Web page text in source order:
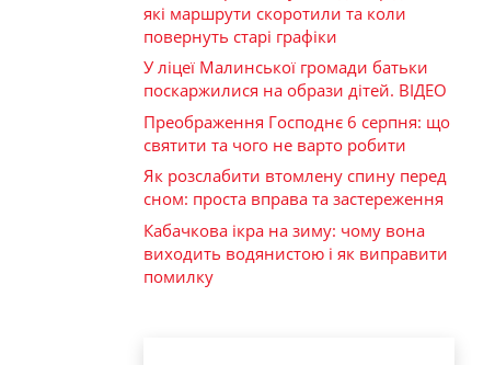
які маршрути скоротили та коли
повернуть старі графіки
У ліцеї Малинської громади батьки
поскаржилися на образи дітей. ВІДЕО
Преображення Господнє 6 серпня: що
святити та чого не варто робити
Як розслабити втомлену спину перед
сном: проста вправа та застереження
Кабачкова ікра на зиму: чому вона
виходить водянистою і як виправити
помилку